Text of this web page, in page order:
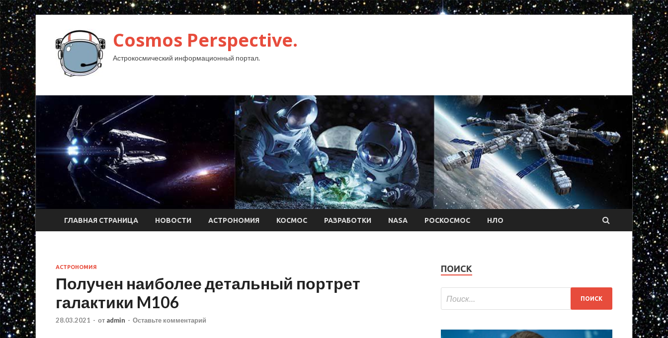
Cosmos Perspective.
Астрокосмический информационный портал.
ГЛАВНАЯ СТРАНИЦА НОВОСТИ АСТРОНОМИЯ КОСМОС РАЗРАБОТКИ NASA РОСКОСМОС НЛО
АСТРОНОМИЯ
Получен наиболее детальный портрет
галактики M106
28.03.2021 - от admin - Оставьте комментарий
ПОИСК